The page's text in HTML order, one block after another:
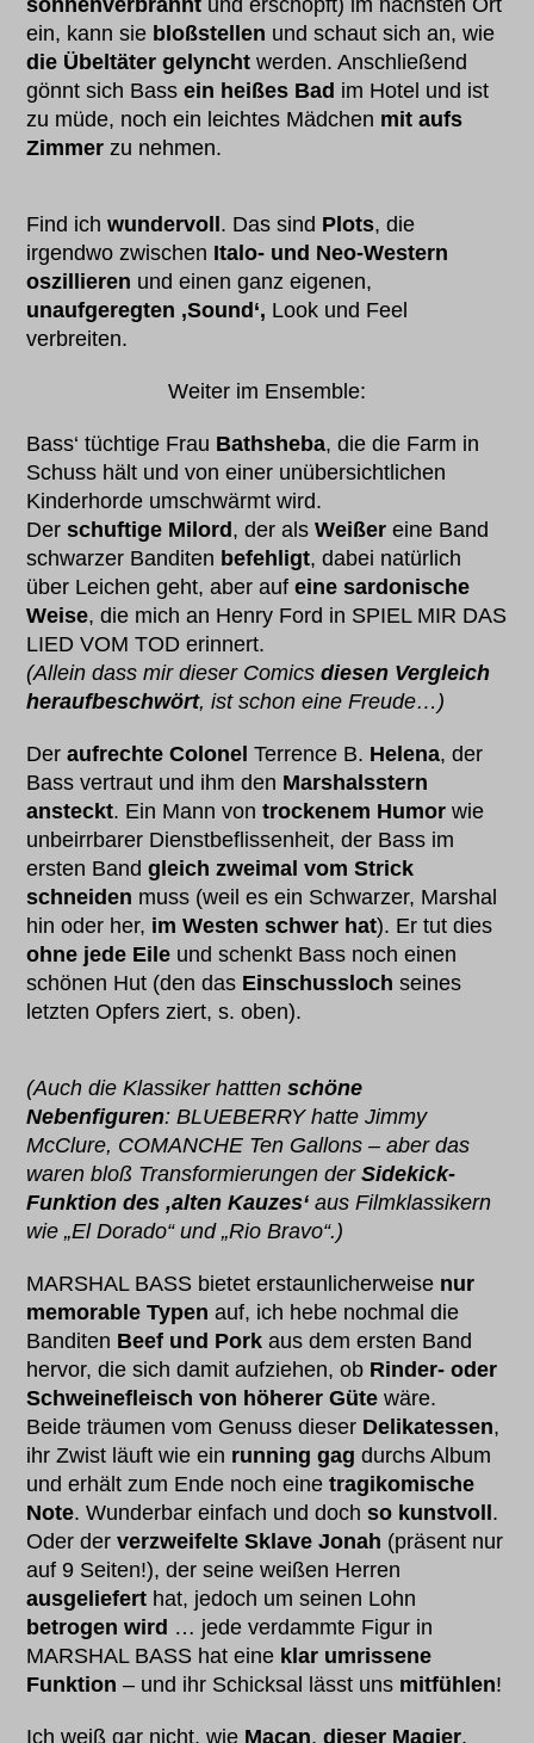
sonnenverbrannt und erschöpft) im nächsten Ort
ein, kann sie bloßstellen und schaut sich an, wie
die Übeltäter gelyncht werden. Anschließend
gönnt sich Bassein heißes Bad im Hotel und ist
zu müde, noch ein leichtes Mädchen mit aufs
Zimmer zu nehmen.
Find ichwundervoll . Das sind Plots, die
irgendwo zwischen Italo- und Neo-Western
oszillieren und einen ganz eigenen,
unaufgeregten ‚Sound‘, Look und Feel
verbreiten.
Weiter im Ensemble:
Bass‘ tüchtige Frau Bathsheba, die die Farm in
Schuss hält und von einer unübersichtlichen
Kinderhorde umschwärmt wird.
Derschuftige Milord , der alsWeißer eine Band
schwarzer Banditen befehligt, dabei natürlich
über Leichen geht, aber aufeine sardonische
Weise, die mich an Henry Ford in SPIEL MIR DAS
LIED VOM TOD erinnert.
(Allein dass mir dieser Comicsdiesen Vergleich
heraufbeschwört, ist schon eine Freude…)
Deraufrechte Colonel Terrence B. Helena, der
Bass vertraut und ihm den Marshalsstern
ansteckt. Ein Mann vontrockenem Humor wie
unbeirrbarer Dienstbeflissenheit, der Bass im
ersten Bandgleich zweimal vom Strick
schneiden muss (weil es ein Schwarzer, Marshal
hin oder her, im Westen schwer hat). Er tut dies
ohne jede Eile und schenkt Bass noch einen
schönen Hut (den das Einschussloch seines
letzten Opfers ziert, s. oben).
(Auch die Klassiker hatttenschöne
Nebenfiguren: BLUEBERRY hatte Jimmy
McClure, COMANCHE Ten Gallons – aber das
waren bloß Transformierungen derSidekick-
Funktion des ‚alten Kauzes‘ aus Filmklassikern
wie „El Dorado“ und „Rio Bravo“.)
MARSHAL BASS bietet erstaunlicherweise nur
memorable Typen auf, ich hebe nochmal die
Banditen Beef und Pork aus dem ersten Band
hervor, die sich damit aufziehen, ob Rinder- oder
Schweinefleisch von höherer Güte wäre.
Beide träumen vom Genuss dieser Delikatessen,
ihr Zwist läuft wie ein running gag durchs Album
und erhält zum Ende noch einetragikomische
Note. Wunderbar einfach und dochso kunstvoll .
Oder derverzweifelte Sklave Jonah (präsent nur
auf 9 Seiten!), der seine weißen Herren
ausgeliefert hat, jedoch um seinen Lohn
betrogen wird … jede verdammte Figur in
MARSHAL BASS hat eine klar umrissene
Funktion – und ihr Schicksal lässt uns mitfühlen!
Ich weiß gar nicht, wie Macan,dieser Magier,